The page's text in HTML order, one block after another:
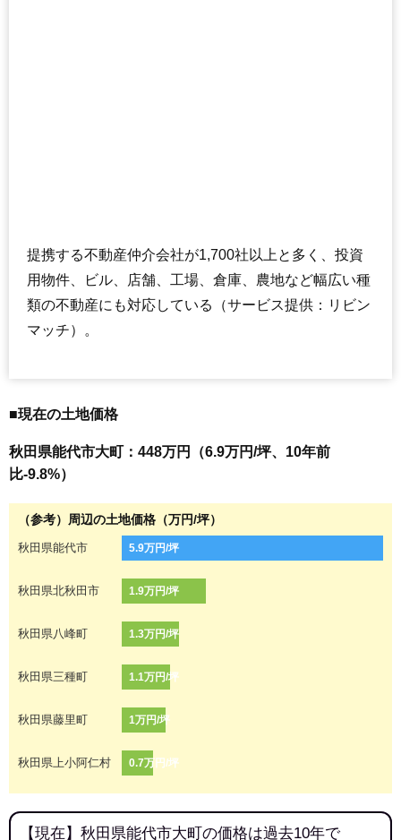
提携する不動産仲介会社が1,700社以上と多く、投資
用物件、ビル、店舗、工場、倉庫、農地など幅広い種
類の不動産にも対応している（サービス提供：リビン
マッチ）。
■現在の土地価格
秋田県能代市大町：448万円（6.9万円/坪、10年前
比-9.8%）
（参考）周辺の土地価格（万円/坪）
秋田県能代市 5.9万円/坪
秋田県北秋田市 1.9万円/坪
秋田県八峰町 1.3万円/坪
秋田県三種町 1.1万円/坪
秋田県藤里町 1万円/坪
秋田県上小阿仁村 0.7万円/坪
【現在】秋田県能代市大町の価格は過去10年で